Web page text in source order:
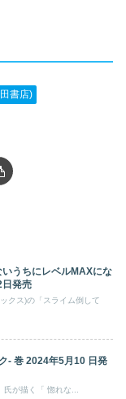
書店)
うちにレベルMAXにな
日発売
クス)の「スライム倒して
- 巻 2024年5月10 日発
プチコミック(小学館)の「深海 魚」氏が描く「 惚れな...